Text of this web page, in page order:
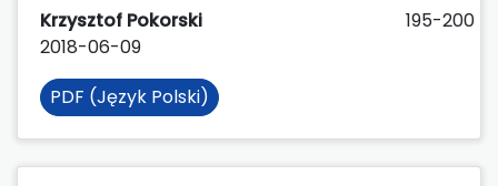
Krzysztof Pokorski
195-200
2018-06-09
PDF (Język Polski)